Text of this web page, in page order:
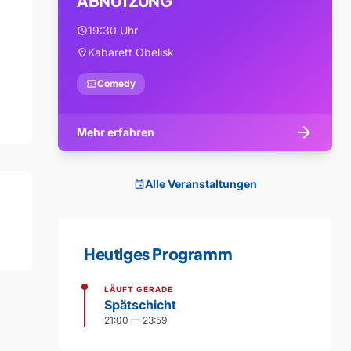
schedule19:30 Uhr
location_onKabarett Obelisk
confirmation_numberComedy
Mehr erfahren arrow_forward
eventAlle Veranstaltungen
Heutiges Programm
LÄUFT GERADE
Spätschicht
21:00 — 23:59